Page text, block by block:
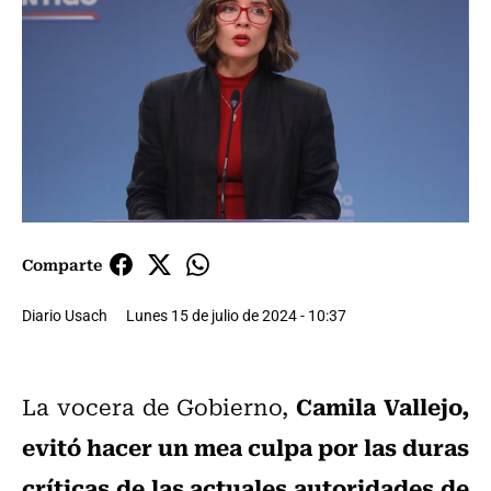
Comparte
Diario Usach Lunes 15 de julio de 2024 - 10:37
La vocera de Gobierno,Camila Vallejo,
evitó hacer un mea culpa por las duras